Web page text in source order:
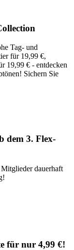
Tag- und
für 19,99 €,
19,99 € - entdecken
Sichern Sie
dem 3. Flex-
dauerhaft
für nur 4,99 €!